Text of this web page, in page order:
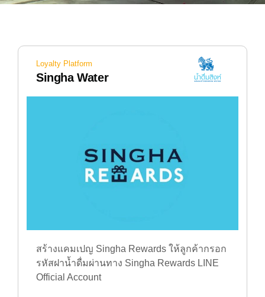
Loyalty Platform
Singha Water
สร้างแคมเปญ Singha Rewards ให้ลูกค้ากรอก
รหัสฝาน้ำดื่มผ่านทาง Singha Rewards LINE
Official Account